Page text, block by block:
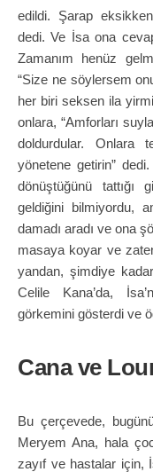
edildi. Şarap
dedi. Ve İsa ona
Zamanım henüz
“Size ne söylersem
her biri seksen ila
onlara, “Amforları
doldurdular. Onlara
yönetene getirin”
dönüştüğünü
geldiğini bilmiyordu,
damadı aradı ve ona
masaya koyar ve
yandan, şimdiye
Celile Kana’da,
görkemini gösterdi ve
Cana ve
Bu çerçevede,
Meryem Ana, hala
zayıf ve hastalar için,